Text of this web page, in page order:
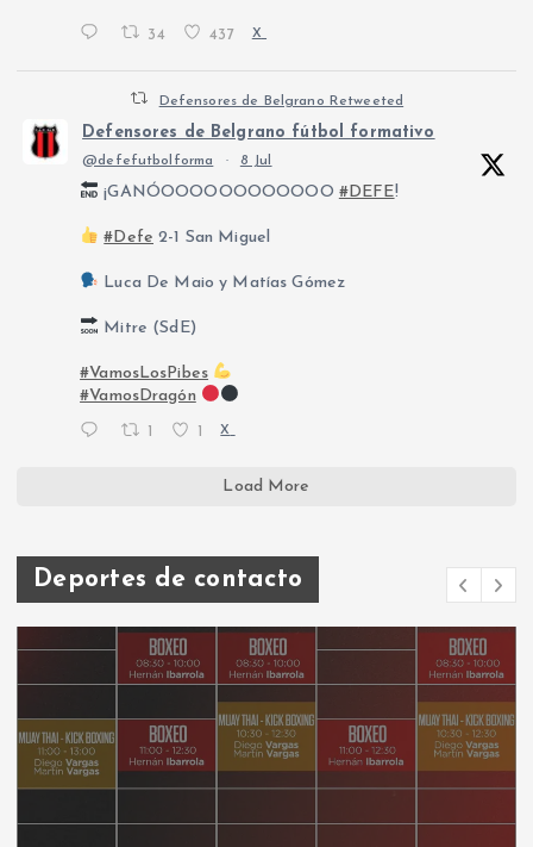
34 437 X
Defensores de Belgrano Retweeted
Defensores de Belgrano fútbol formativo
@defefutbolforma · 8 Jul
¡GANÓOOOOOOOOOOOO #DEFE!
#Defe 2-1 San Miguel
Luca De Maio y Matías Gómez
Mitre (SdE)
#VamosLosPibes
#VamosDragón
1 1 X
Load More
Deportes de contacto